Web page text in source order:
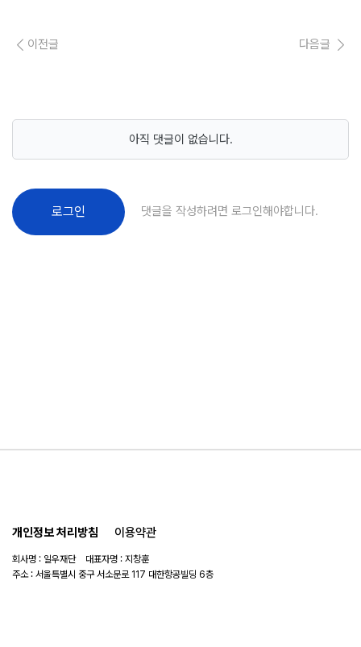
이전글 다음글
아직 댓글이 없습니다.
로그인 댓글을 작성하려면 로그인해야합니다.
개인정보 처리방침 이용약관
회사명 : 일우재단 대표자명 : 지창훈
주소 : 서울특별시 중구 서소문로 117 대한항공빌딩 6층